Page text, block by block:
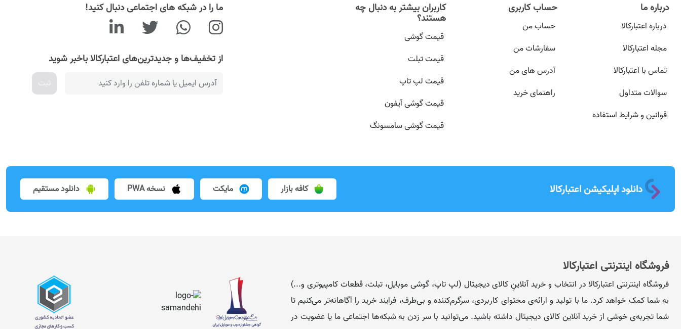
درباره ما
درباره اعتبارکالا
مجله اعتبارکالا
تماس با اعتبارکالا
سوالات متداول
قوانین و شرایط استفاده
حساب کاربری
حساب من
سفارشات من
آدرس های من
راهنمای خرید
کاربران بیشتر به دنبال چه
هستند؟
قیمت گوشی
قیمت تبلت
قیمت لپ تاپ
قیمت گوشی آیفون
قیمت گوشی سامسونگ
ما را در شبکه های اجتماعی دنبال کنید!
از تخفیف‌ها و جدیدترین‌های اعتبارکالا باخبر شوید
ثبت
دانلود اپلیکیشن اعتبارکالا کافه بازار مایکت نسخه PWA دانلود مستقیم
فروشگاه اینترنتی اعتبارکالا
فروشگاه اینترنتی اعتبارکالا در انتخاب و خرید آنلاینِ کالای دیجیتال (لپ تاپ، گوشی موبایل، تبلت، قطعات کامپیوتری و...)
به شما کمک خواهد کرد. ما با تولید و ارائه‌ی محتوای کاربردی، سرگرم‌کننده و بی‌طرف، فرایند خرید را آگاهانه‌تر می‌کنیم تا
شما تجربه‌ی خوشی از خرید آنلاین کالای دیجیتال داشته باشید. می‌توانید با سر زدن به شبکه‌ها اجتماعی ما یا عضویت در